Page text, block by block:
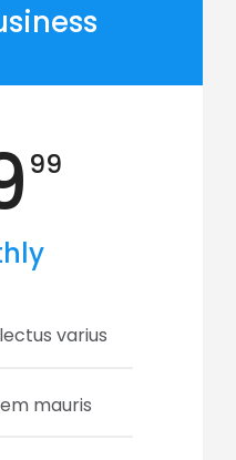
99
varius
mauris